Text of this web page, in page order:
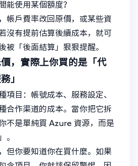
能使用某個額度？
帳戶費率改回原價，或某些資
沒有提前估算後續成本，就可
被「後面結算」狠狠提醒。
，實際上你買的是「代
」
項目：帳號成本、服務設定、
合作渠道的成本。當你把它拆
不是單純買 Azure 資源，而是
。
但你要知道你在買什麼。如果